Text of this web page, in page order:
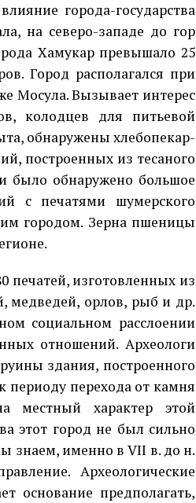
города-государства
на северо-западе до гор
Хамукар превышало 25
Город располагался при
Мосула. Вызывает интерес
колодцев для питьевой
обнаружены хлебопекар­
построен­ных из тесаного
было обнаружено большое
с печатями шу­мерского
городом. Зерна пшеницы
печатей, из­готовленных из
медведей, орлов, рыб и др.
соци­альном расслоении
отношений. Археологи
здания, построенного
периоду перехода от камня
местный характер этой
этот город не был сильно
знаем, именно в VII в. до н.
Архео­логические
основание предполагать,